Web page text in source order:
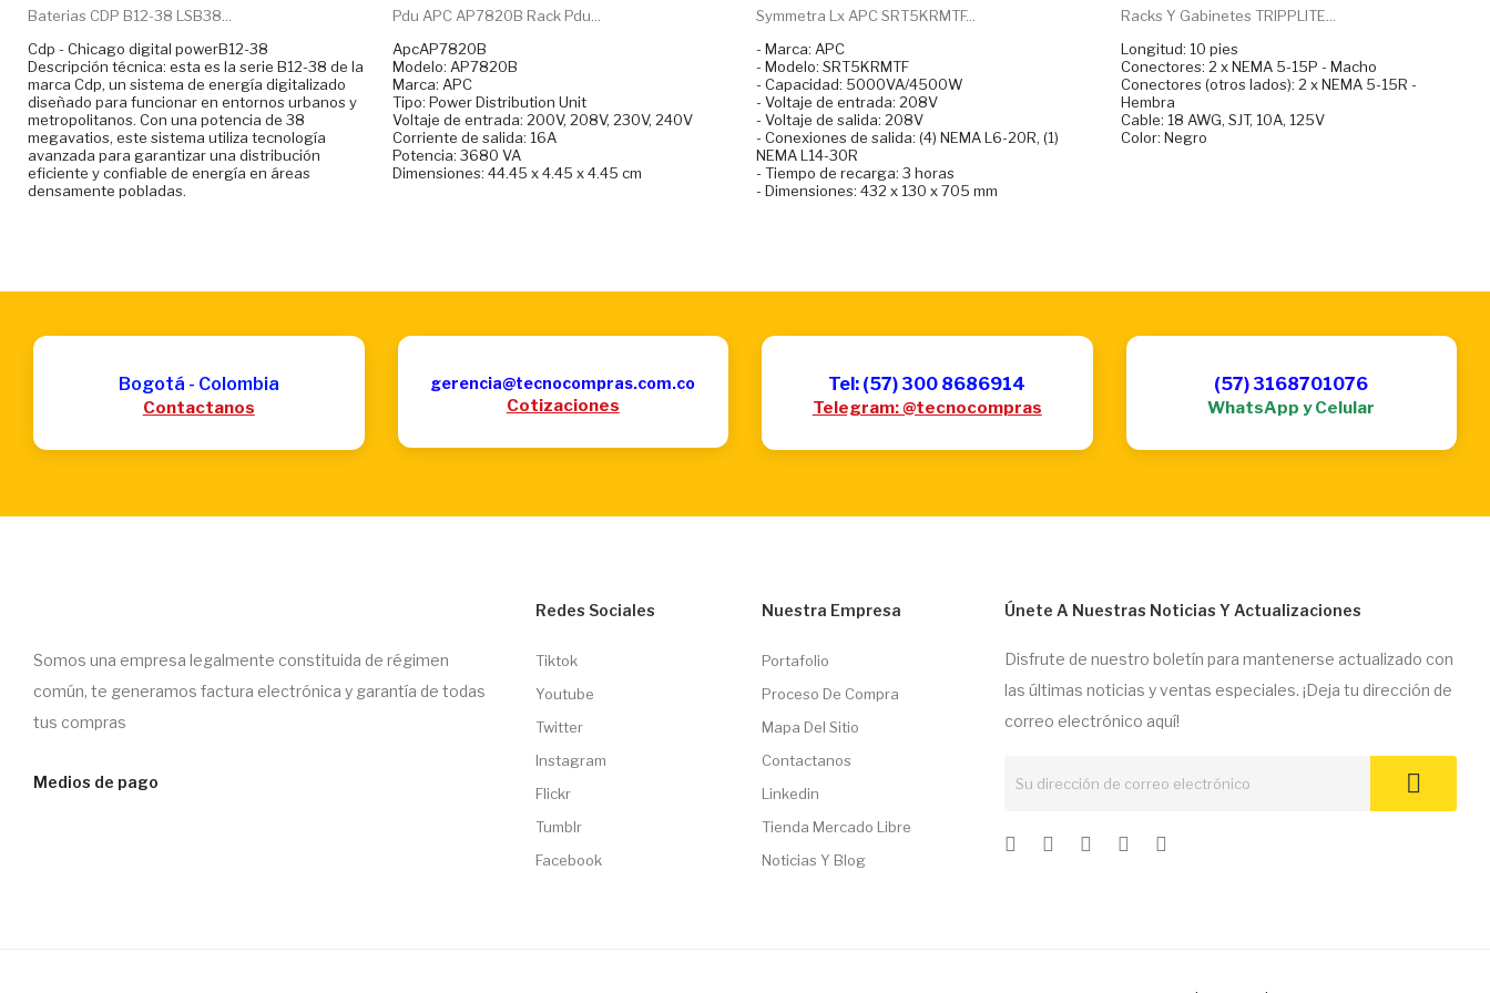
Baterias CDP B12-38 LSB38...
Cdp - Chicago digital powerB12-38
Descripción técnica: esta es la serie B12-38 de la
marca Cdp, un sistema de energía digitalizado
diseñado para funcionar en entornos urbanos y
metropolitanos. Con una potencia de 38
megavatios, este sistema utiliza tecnología
avanzada para garantizar una distribución
eficiente y confiable de energía en áreas
densamente pobladas.
Pdu APC AP7820B Rack Pdu...
ApcAP7820B
Modelo: AP7820B
Marca: APC
Tipo: Power Distribution Unit
Voltaje de entrada: 200V, 208V, 230V, 240V
Corriente de salida: 16A
Potencia: 3680 VA
Dimensiones: 44.45 x 4.45 x 4.45 cm
Symmetra Lx APC SRT5KRMTF...
- Marca: APC
- Modelo: SRT5KRMTF
- Capacidad: 5000VA/4500W
- Voltaje de entrada: 208V
- Voltaje de salida: 208V
- Conexiones de salida: (4) NEMA L6-20R, (1)
NEMA L14-30R
- Tiempo de recarga: 3 horas
- Dimensiones: 432 x 130 x 705 mm
Racks Y Gabinetes TRIPPLITE...
Longitud: 10 pies
Conectores: 2 x NEMA 5-15P - Macho
Conectores (otros lados): 2 x NEMA 5-15R -
Hembra
Cable: 18 AWG, SJT, 10A, 125V
Color: Negro
Bogotá - Colombia
Contactanos
gerencia@tecnocompras.com.co
Cotizaciones
Tel: (57) 300 8686914
Telegram: @tecnocompras
(57) 3168701076
WhatsApp y Celular
Somos una empresa legalmente constituida de régimen
común, te generamos factura electrónica y garantía de todas
tus compras
Medios de pago
Redes Sociales
Tiktok
Youtube
Twitter
Instagram
Flickr
Tumblr
Facebook
Nuestra Empresa
Portafolio
Proceso De Compra
Mapa Del Sitio
Contactanos
Linkedin
Tienda Mercado Libre
Noticias Y Blog
Únete A Nuestras Noticias Y Actualizaciones
Disfrute de nuestro boletín para mantenerse actualizado con
las últimas noticias y ventas especiales. ¡Deja tu dirección de
correo electrónico aquí!